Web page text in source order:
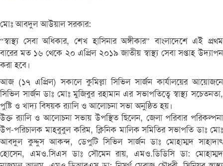
মোঃ আবদুল আউয়াল সরকার:
“স্বাস্থ্য সেবা অধিকার, শেখ হাসিনার অঙ্গীকার” বাংলাদেশে এই প্রথম
বারের মত ১৬ থেকে ২০ এপ্রিল ২০১৯ জাতীয় স্বাস্থ্য সেবা সপ্তাহ উদ্যাপন
করা হবে।
আজ (১৭ এপ্রিল) সকালে কুমিল্লা সিভিল সার্জন কার্যালয়ের আয়োজনে
সিভিল সার্জন ডাঃ মোঃ মুজিবুর রহামান এর সভাপতিত্বে স্বাস্থ্য সচেতনতা,
পুষ্টি ও খাদ্য বিষয়ক র‌্যালি ও আলোচনা সভা অনুষ্ঠিত হয়।
উক্ত র‌্যালি ও আলোচনা সভায় উপস্থিত ছিলেন, জেলা পরিবার পরিকল্পনা
উপ-পরিচালক মাহবুবুল করিম, ক্লিনিক মালিক সমিতির সভাপতি ডাঃ মোঃ
আবদুল কুদ্দুস আকন্দ, ডেপুটি সিভিল সার্জন ডাঃ মোহাম্মদ সাহাদাৎ
হোসেন, এমও.সিএস ডাঃ সৌমেন রায়, এমও.ডিডিসি ডা: মোহাম্মদ